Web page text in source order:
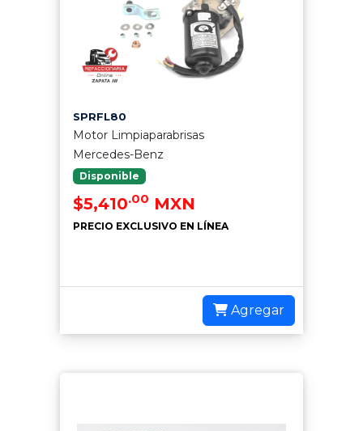
SPRFL80
Motor Limpiaparabrisas
Mercedes-Benz
Disponible
$5,410.00 MXN
PRECIO EXCLUSIVO EN LÍNEA
Agregar